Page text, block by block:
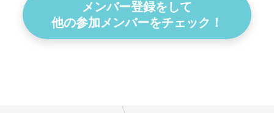
メンバー登録をして
他の参加メンバーをチェック！